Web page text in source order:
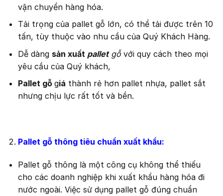
vận chuyển hàng hóa.
Tải trọng của pallet gỗ lớn, có thể tải được trên 10
tấn, tùy thuộc vào nhu cầu của Quý Khách Hàng.
Dễ dàng sản xuất palletgỗvới quy cách theo mọi
yêu cầu của Quý khách,
Pallet gỗ giá thành rẻ hơn pallet nhựa, pallet sắt
nhưng chịu lực rất tốt và bền.
Pallet gỗ thông tiêu chuẩn xuất khẩu:
Pallet gỗ thông là một công cụ không thể thiếu
cho các doanh nghiệp khi xuất khẩu hàng hóa đi
nước ngoài. Việc sử dụng pallet gỗ đúng chuẩn